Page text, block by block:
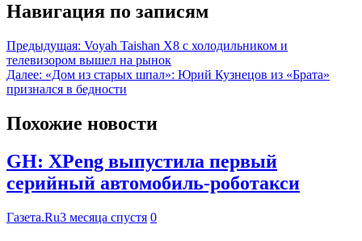
Навигация по записям
Предыдущая: Voyah Taishan X8 с холодильником и
телевизором вышел на рынок
Далее: «Дом из старых шпал»: Юрий Кузнецов из «Брата»
признался в бедности
Похожие новости
GH: XPeng выпустила первый
серийный автомобиль-роботакси
Газета.Ru3 месяца спустя 0